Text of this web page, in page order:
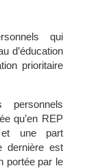
qui
d’éducation
prioritaire
personnels
qu’en REP
une part
dernière est
portée par le